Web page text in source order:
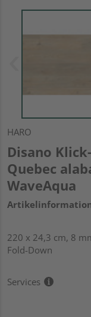
HARO
Disano
Quebec
WaveAqua
220 x 24,3 cm, 8
Fold-Down
Services